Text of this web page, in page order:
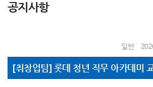
공지사항
일반
[취창업팀] 롯데 청년 직무 아카데미